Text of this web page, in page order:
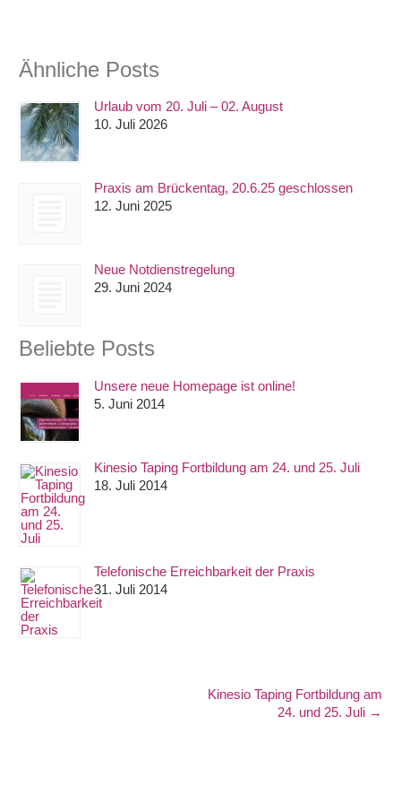
Ähnliche Posts
Urlaub vom 20. Juli – 02. August
10. Juli 2026
Praxis am Brückentag, 20.6.25 geschlossen
12. Juni 2025
Neue Notdienstregelung
29. Juni 2024
Beliebte Posts
Unsere neue Homepage ist online!
5. Juni 2014
Kinesio Taping Fortbildung am 24. und 25. Juli
18. Juli 2014
Telefonische Erreichbarkeit der Praxis
31. Juli 2014
Kinesio Taping Fortbildung am
24. und 25. Juli →